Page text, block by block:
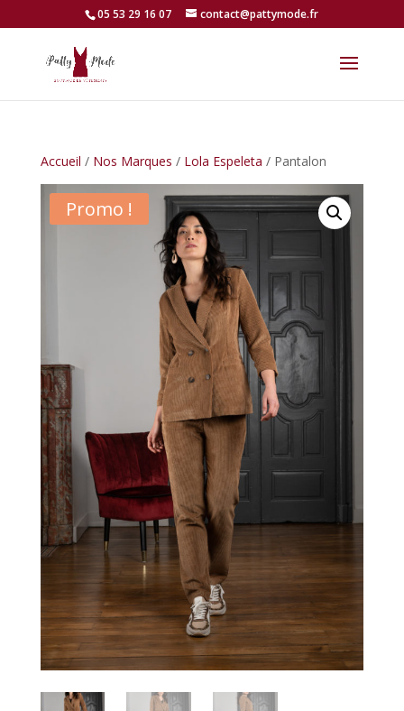
05 53 29 16 07 contact@pattymode.fr
Accueil / Nos Marques / Lola Espeleta / Pantalon
Promo !